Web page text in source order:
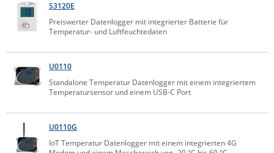
S3120E
Preiswerter Datenlogger mit integrierter Batterie für
Temperatur- und Luftfeuchtedaten
U0110
Standalone Temperatur Datenlogger mit einem integriertem
Temperatursensor und einem USB-C Port
U0110G
IoT Temperatur Datenlogger mit einem integrierten 4G